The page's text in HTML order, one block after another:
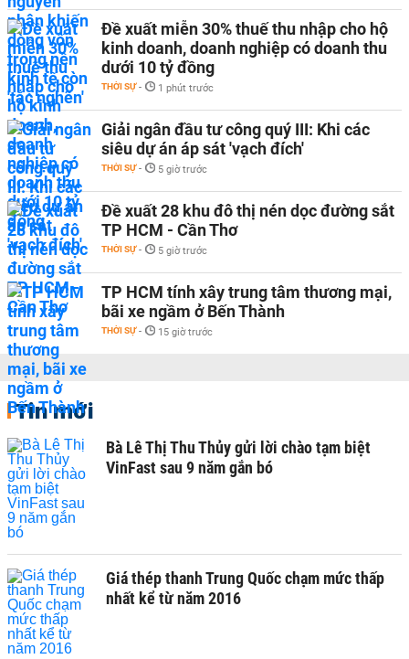
Đề xuất miễn 30% thuế thu nhập cho hộ
kinh doanh, doanh nghiệp có doanh thu
dưới 10 tỷ đồng
THỜI SỰ - 1 phút trước
Giải ngân đầu tư công quý III: Khi các
siêu dự án áp sát 'vạch đích'
THỜI SỰ - 5 giờ trước
Đề xuất 28 khu đô thị nén dọc đường sắt
TP HCM - Cần Thơ
THỜI SỰ - 5 giờ trước
TP HCM tính xây trung tâm thương mại,
bãi xe ngầm ở Bến Thành
THỜI SỰ - 15 giờ trước
Tin mới
Bà Lê Thị Thu Thủy gửi lời chào tạm biệt
VinFast sau 9 năm gắn bó
Giá thép thanh Trung Quốc chạm mức thấp
nhất kể từ năm 2016